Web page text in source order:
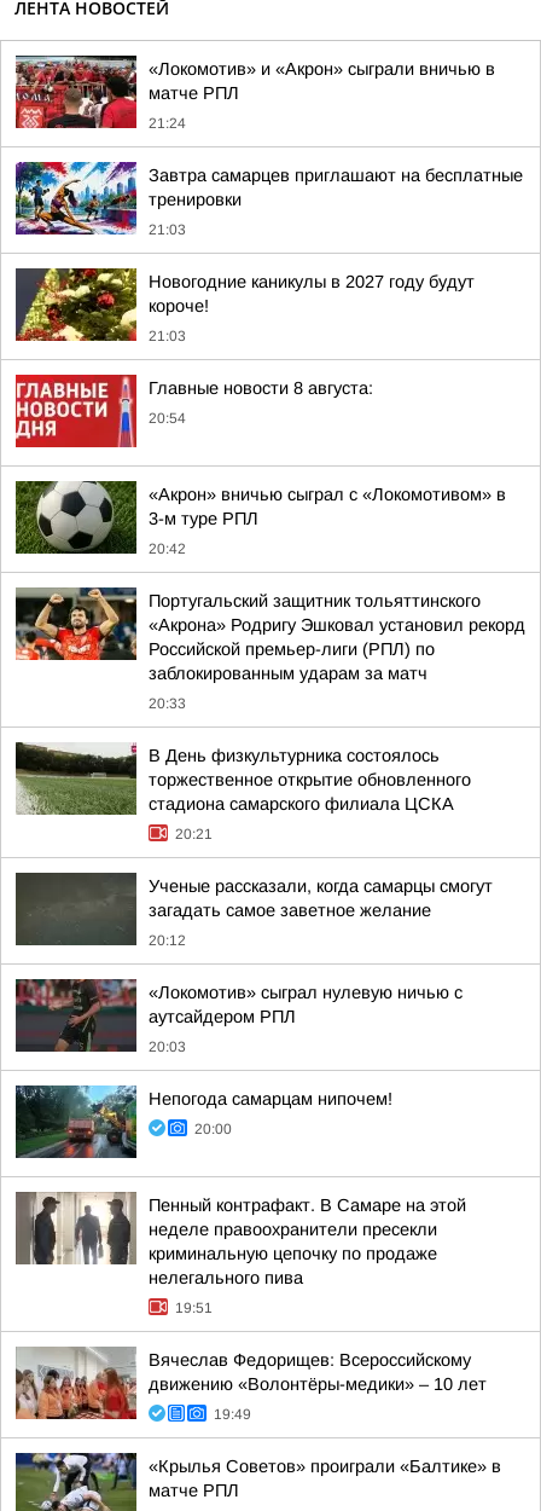
ЛЕНТА НОВОСТЕЙ
«Локомотив» и «Акрон» сыграли вничью в
матче РПЛ
21:24
Завтра самарцев приглашают на бесплатные
тренировки
21:03
Новогодние каникулы в 2027 году будут
короче!
21:03
Главные новости 8 августа:
20:54
«Акрон» вничью сыграл с «Локомотивом» в
3-м туре РПЛ
20:42
Португальский защитник тольяттинского
«Акрона» Родригу Эшковал установил рекорд
Российской премьер-лиги (РПЛ) по
заблокированным ударам за матч
20:33
В День физкультурника состоялось
торжественное открытие обновленного
стадиона самарского филиала ЦСКА
20:21
Ученые рассказали, когда самарцы смогут
загадать самое заветное желание
20:12
«Локомотив» сыграл нулевую ничью с
аутсайдером РПЛ
20:03
Непогода самарцам нипочем!
20:00
Пенный контрафакт. В Самаре на этой
неделе правоохранители пресекли
криминальную цепочку по продаже
нелегального пива
19:51
Вячеслав Федорищев: Всероссийскому
движению «Волонтёры-медики» – 10 лет
19:49
«Крылья Советов» проиграли «Балтике» в
матче РПЛ